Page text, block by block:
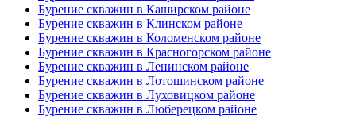
Бурение скважин в Каширском районе
Бурение скважин в Клинском районе
Бурение скважин в Коломенском районе
Бурение скважин в Красногорском районе
Бурение скважин в Ленинском районе
Бурение скважин в Лотошинском районе
Бурение скважин в Луховицком районе
Бурение скважин в Люберецком районе